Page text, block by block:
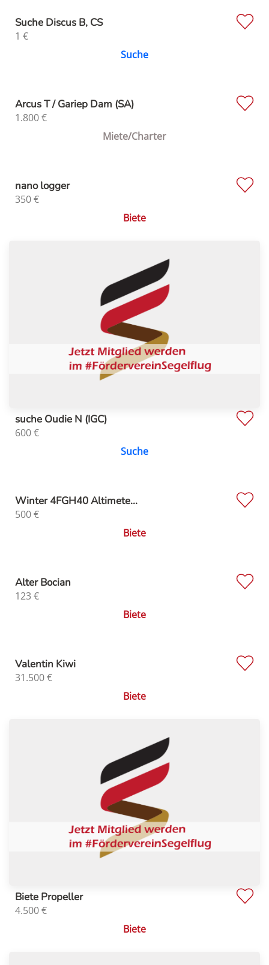
Suche Discus B, CS
1 €
Suche
Arcus T / Gariep Dam (SA)
1.800€
Miete/Charter
nano logger
350€
Biete
suche Oudie N (IGC)
600€
Suche
Winter 4FGH40 Altimete...
500€
Biete
Alter Bocian
123 €
Biete
Valentin Kiwi
31.500€
Biete
Biete Propeller
4.500€
Biete